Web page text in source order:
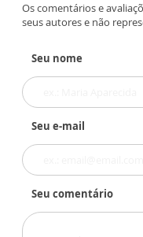
Os comentários e
seus autores e não
Seu nome
Seu e-mail
Seu comentário